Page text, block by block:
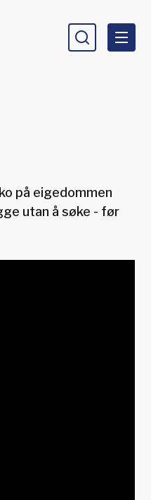
på eigedommen
utan å søke - før